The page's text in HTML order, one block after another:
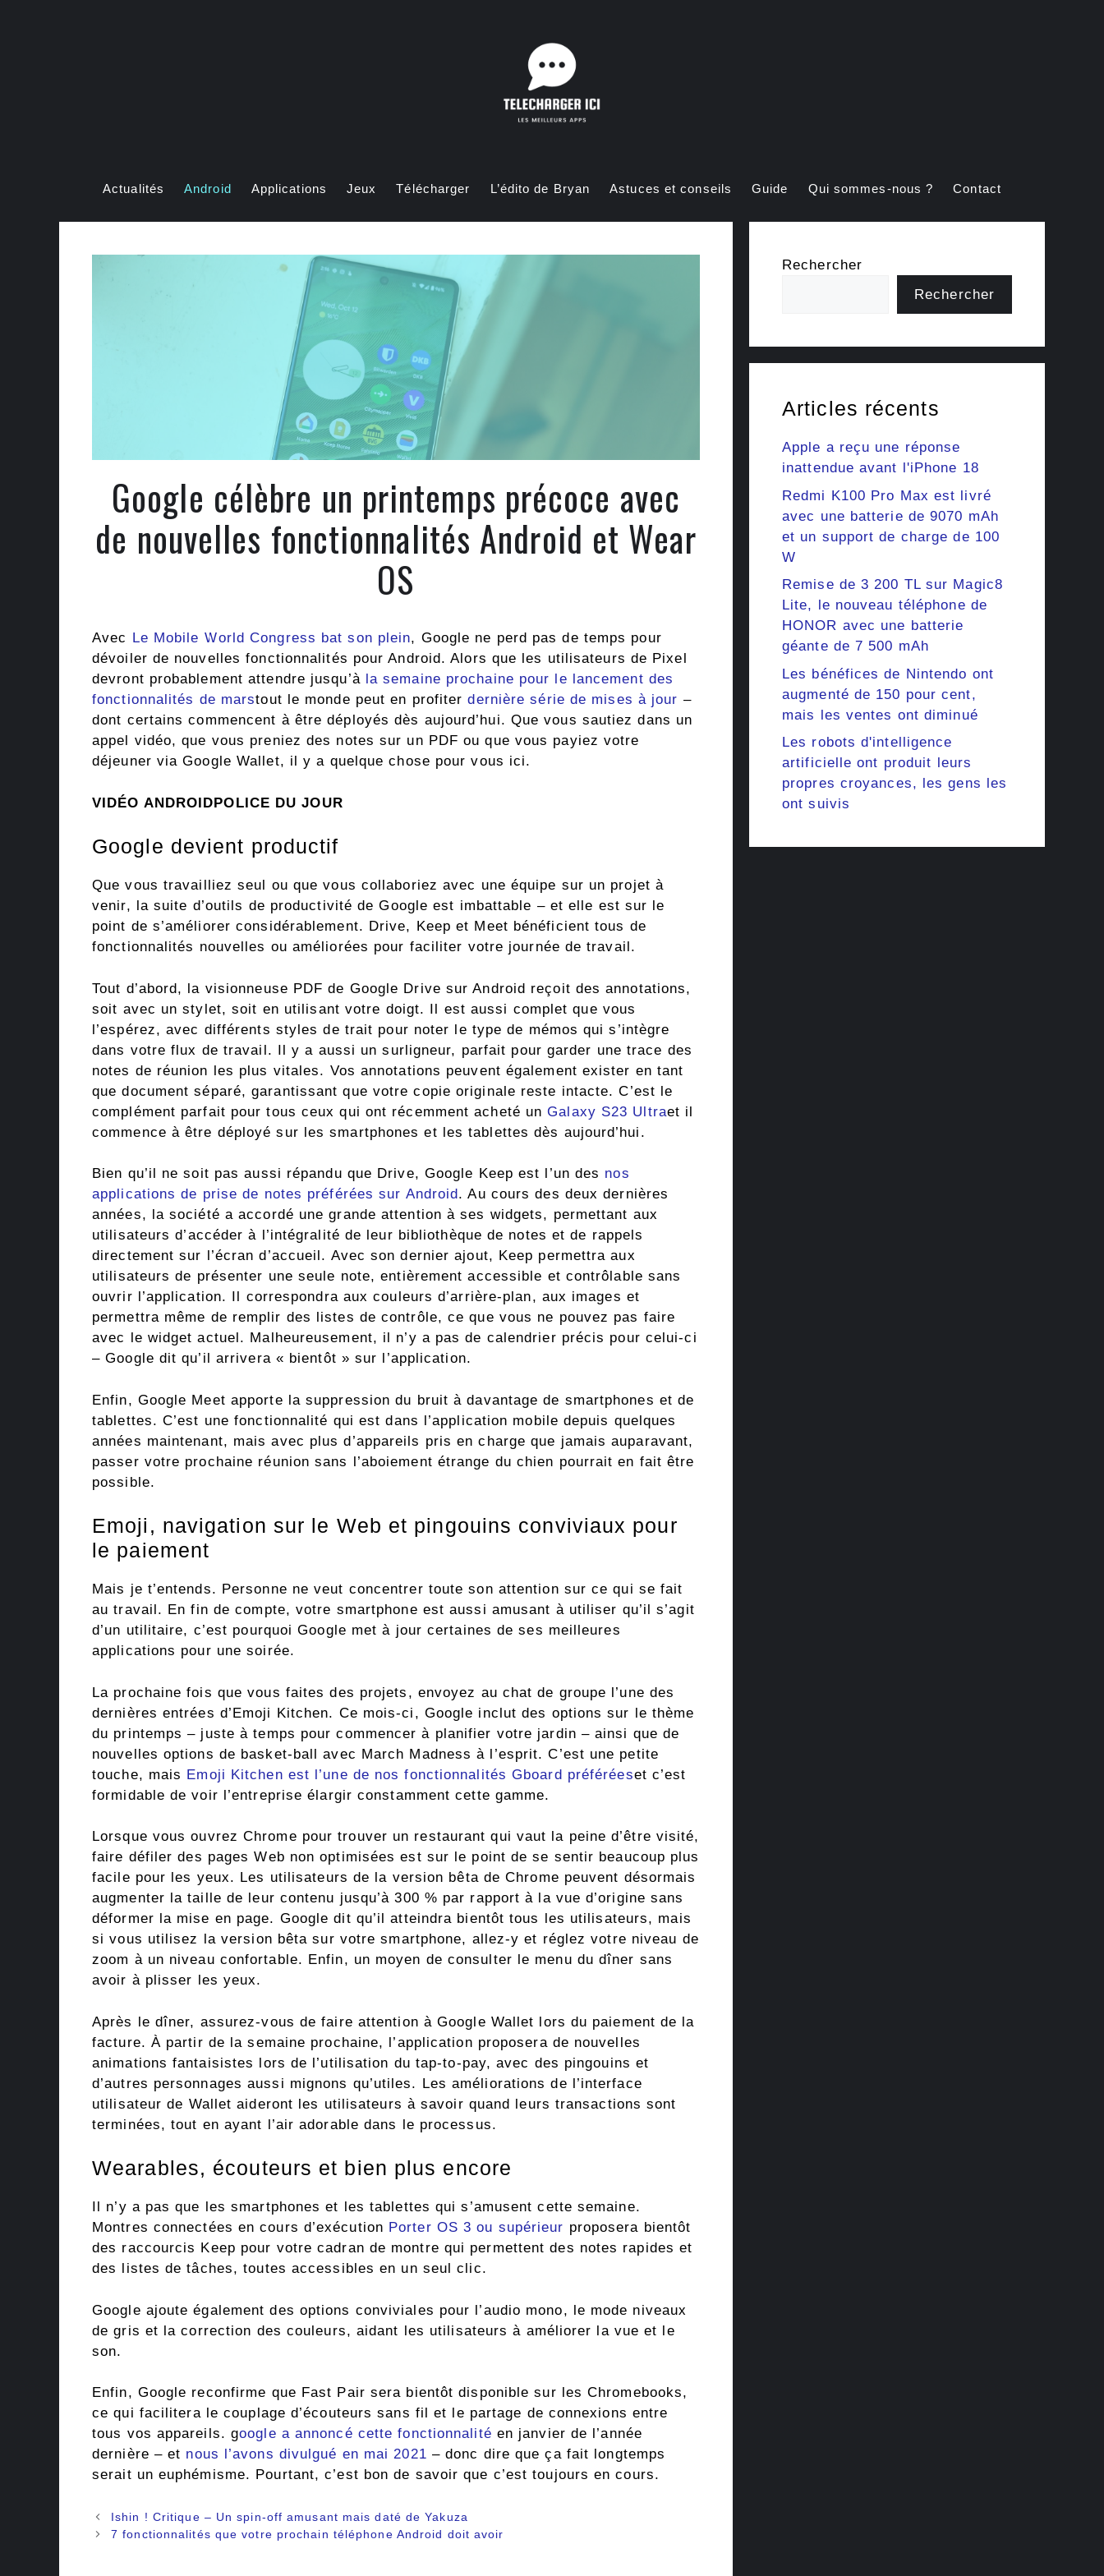
Actualités Android Applications Jeux Télécharger L’édito de Bryan Astuces et conseils Guide Qui sommes-nous ? Contact
Google célèbre un printemps précoce avec
de nouvelles fonctionnalités Android et Wear
OS
Avec Le Mobile World Congress bat son plein, Google ne perd pas de temps pour
dévoiler de nouvelles fonctionnalités pour Android. Alors que les utilisateurs de Pixel
devront probablement attendre jusqu’à la semaine prochaine pour le lancement des
fonctionnalités de marstout le monde peut en profiterdernière série de mises à jour –
dont certains commencent à être déployés dès aujourd’hui. Que vous sautiez dans un
appel vidéo, que vous preniez des notes sur un PDF ou que vous payiez votre
déjeuner via Google Wallet, il y a quelque chose pour vous ici.
VIDÉO ANDROIDPOLICE DU JOUR
Google devient productif
Que vous travailliez seul ou que vous collaboriez avec une équipe sur un projet à
venir, la suite d’outils de productivité de Google est imbattable – et elle est sur le
point de s’améliorer considérablement. Drive, Keep et Meet bénéficient tous de
fonctionnalités nouvelles ou améliorées pour faciliter votre journée de travail.
Tout d’abord, la visionneuse PDF de Google Drive sur Android reçoit des annotations,
soit avec un stylet, soit en utilisant votre doigt. Il est aussi complet que vous
l’espérez, avec différents styles de trait pour noter le type de mémos qui s’intègre
dans votre flux de travail. Il y a aussi un surligneur, parfait pour garder une trace des
notes de réunion les plus vitales. Vos annotations peuvent également exister en tant
que document séparé, garantissant que votre copie originale reste intacte. C’est le
complément parfait pour tous ceux qui ont récemment acheté unGalaxy S23 Ultraet il
commence à être déployé sur les smartphones et les tablettes dès aujourd’hui.
Bien qu’il ne soit pas aussi répandu que Drive, Google Keep est l’un des nos
applications de prise de notes préférées sur Android . Au cours des deux dernières
années, la société a accordé une grande attention à ses widgets, permettant aux
utilisateurs d’accéder à l’intégralité de leur bibliothèque de notes et de rappels
directement sur l’écran d’accueil. Avec son dernier ajout, Keep permettra aux
utilisateurs de présenter une seule note, entièrement accessible et contrôlable sans
ouvrir l’application. Il correspondra aux couleurs d’arrière-plan, aux images et
permettra même de remplir des listes de contrôle, ce que vous ne pouvez pas faire
avec le widget actuel. Malheureusement, il n’y a pas de calendrier précis pour celui-ci
– Google dit qu’il arrivera « bientôt » sur l’application.
Enfin, Google Meet apporte la suppression du bruit à davantage de smartphones et de
tablettes. C’est une fonctionnalité qui est dans l’application mobile depuis quelques
années maintenant, mais avec plus d’appareils pris en charge que jamais auparavant,
passer votre prochaine réunion sans l’aboiement étrange du chien pourrait en fait être
possible.
Emoji, navigation sur le Web et pingouins conviviaux pour
le paiement
Mais je t’entends. Personne ne veut concentrer toute son attention sur ce qui se fait
au travail. En fin de compte, votre smartphone est aussi amusant à utiliser qu’il s’agit
d’un utilitaire, c’est pourquoi Google met à jour certaines de ses meilleures
applications pour une soirée.
La prochaine fois que vous faites des projets, envoyez au chat de groupe l’une des
dernières entrées d’Emoji Kitchen. Ce mois-ci, Google inclut des options sur le thème
du printemps – juste à temps pour commencer à planifier votre jardin – ainsi que de
nouvelles options de basket-ball avec March Madness à l’esprit. C’est une petite
touche, mais Emoji Kitchen est l’une de nos fonctionnalités Gboard préféréeset c’est
formidable de voir l’entreprise élargir constamment cette gamme.
Lorsque vous ouvrez Chrome pour trouver un restaurant qui vaut la peine d’être visité,
faire défiler des pages Web non optimisées est sur le point de se sentir beaucoup plus
facile pour les yeux. Les utilisateurs de la version bêta de Chrome peuvent désormais
augmenter la taille de leur contenu jusqu’à 300 % par rapport à la vue d’origine sans
déformer la mise en page. Google dit qu’il atteindra bientôt tous les utilisateurs, mais
si vous utilisez la version bêta sur votre smartphone, allez-y et réglez votre niveau de
zoom à un niveau confortable. Enfin, un moyen de consulter le menu du dîner sans
avoir à plisser les yeux.
Après le dîner, assurez-vous de faire attention à Google Wallet lors du paiement de la
facture. À partir de la semaine prochaine, l’application proposera de nouvelles
animations fantaisistes lors de l’utilisation du tap-to-pay, avec des pingouins et
d’autres personnages aussi mignons qu’utiles. Les améliorations de l’interface
utilisateur de Wallet aideront les utilisateurs à savoir quand leurs transactions sont
terminées, tout en ayant l’air adorable dans le processus.
Wearables, écouteurs et bien plus encore
Il n’y a pas que les smartphones et les tablettes qui s’amusent cette semaine.
Montres connectées en cours d’exécution Porter OS 3 ou supérieur proposera bientôt
des raccourcis Keep pour votre cadran de montre qui permettent des notes rapides et
des listes de tâches, toutes accessibles en un seul clic.
Google ajoute également des options conviviales pour l’audio mono, le mode niveaux
de gris et la correction des couleurs, aidant les utilisateurs à améliorer la vue et le
son.
Enfin, Google reconfirme que Fast Pair sera bientôt disponible sur les Chromebooks,
ce qui facilitera le couplage d’écouteurs sans fil et le partage de connexions entre
tous vos appareils. google a annoncé cette fonctionnalité en janvier de l’année
dernière – et nous l’avons divulgué en mai 2021 – donc dire que ça fait longtemps
serait un euphémisme. Pourtant, c’est bon de savoir que c’est toujours en cours.
Navigation
des
Ishin ! Critique – Un spin-off amusant mais daté de Yakuza
7 fonctionnalités que votre prochain téléphone Android doit avoir
Rechercher
Rechercher
Articles récents
Apple a reçu une réponse
inattendue avant l'iPhone 18
Redmi K100 Pro Max est livré
avec une batterie de 9070 mAh
et un support de charge de 100
W
Remise de 3 200 TL sur Magic8
Lite, le nouveau téléphone de
HONOR avec une batterie
géante de 7 500 mAh
Les bénéfices de Nintendo ont
augmenté de 150 pour cent,
mais les ventes ont diminué
Les robots d'intelligence
artificielle ont produit leurs
propres croyances, les gens les
ont suivis